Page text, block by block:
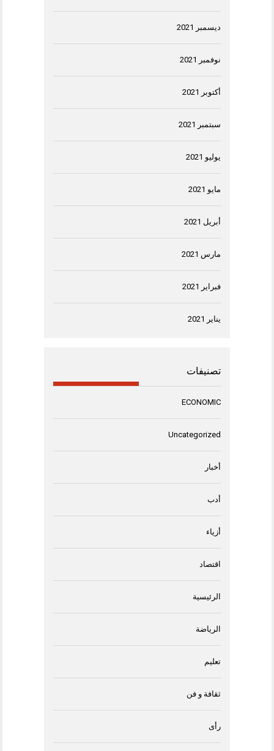
ديسمبر 2021
نوفمبر 2021
أكتوبر 2021
سبتمبر 2021
يوليو 2021
مايو 2021
أبريل 2021
مارس 2021
فبراير 2021
يناير 2021
تصنيفات
ECONOMIC
Uncategorized
أخبار
أدب
أزياء
اقتصاد
الرئيسية
الرياضة
تعليم
ثقافة و فن
رأى